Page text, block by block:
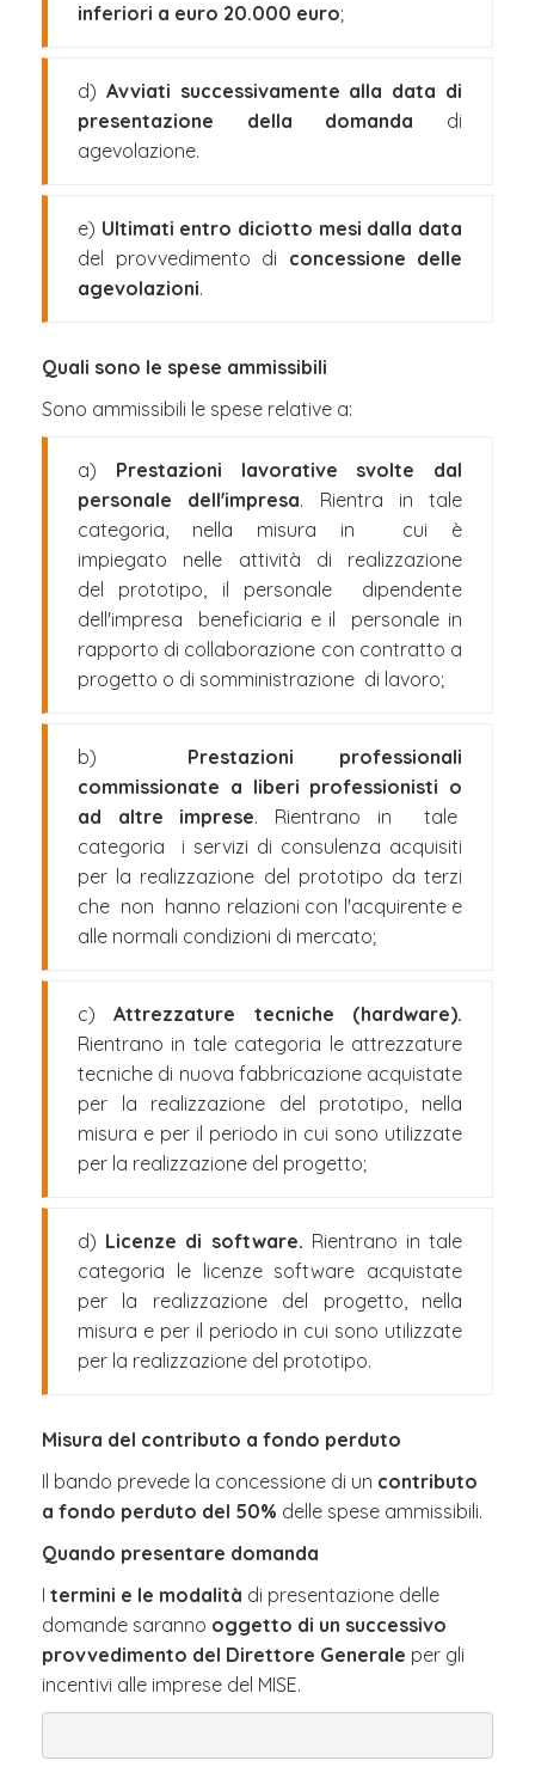
inferiori a euro 20.000 euro;
d) Avviati successivamente alla data di
presentazione della domanda di
agevolazione.
e) Ultimati entro diciotto mesi dalla data
del provvedimento di concessione delle
agevolazioni.
Quali sono le spese ammissibili
Sono ammissibili le spese relative a:
a) Prestazioni lavorative svolte dal
personale dell'impresa. Rientra in tale
categoria, nella misura in cui è
impiegato nelle attività di realizzazione
del prototipo, il personale dipendente
dell'impresa beneficiaria e il personale in
rapporto di collaborazione con contratto a
progetto o di somministrazione di lavoro;
b)
Prestazioni professionali
commissionate a liberi professionisti o
ad altre imprese. Rientrano in tale
categoria i servizi di consulenza acquisiti
per la realizzazione del prototipo da terzi
che non hanno relazioni con l'acquirente e
alle normali condizioni di mercato;
c)Attrezzature tecniche (hardware).
Rientrano in tale categoria le attrezzature
tecniche di nuova fabbricazione acquistate
per la realizzazione del prototipo, nella
misura e per il periodo in cui sono utilizzate
per la realizzazione del progetto;
d) Licenze di software. Rientrano in tale
categoria le licenze software acquistate
per la realizzazione del progetto, nella
misura e per il periodo in cui sono utilizzate
per la realizzazione del prototipo.
Misura del contributo a fondo perduto
Il bando prevede la concessione di un contributo
a fondo perduto del 50% delle spese ammissibili.
Quando presentare domanda
I termini e le modalità di presentazione delle
domande saranno oggetto di un successivo
provvedimento del Direttore Generale per gli
incentivi alle imprese del MISE.